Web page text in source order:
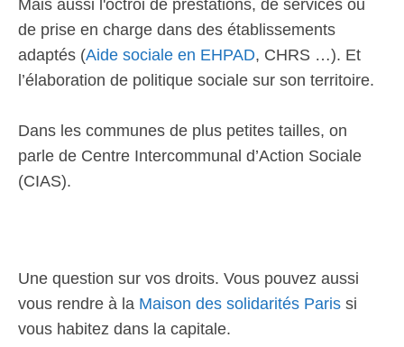
Mais aussi l'octroi de prestations, de services ou
de prise en charge dans des établissements
adaptés (Aide sociale en EHPAD, CHRS …). Et
l’élaboration de politique sociale sur son territoire.
Dans les communes de plus petites tailles, on
parle de Centre Intercommunal d’Action Sociale
(CIAS).
Une question sur vos droits. Vous pouvez aussi
vous rendre à la Maison des solidarités Paris si
vous habitez dans la capitale.